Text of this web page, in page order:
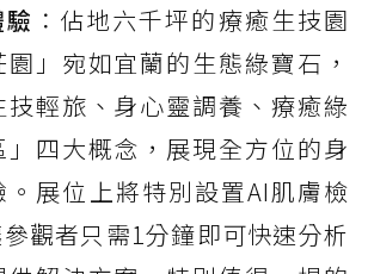
：佔地六千坪的療癒生技園
」宛如宜蘭的生態綠寶石，
輕旅、身心靈調養、療癒綠
四大概念，展現全方位的身
。展位上將特別設置AI肌膚檢
觀者只需1分鐘即可快速分析